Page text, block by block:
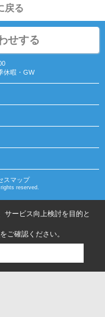
戻る
せする
休暇・GW
スマップ
reserved.
サービス向上検討を目的と
をご確認ください。